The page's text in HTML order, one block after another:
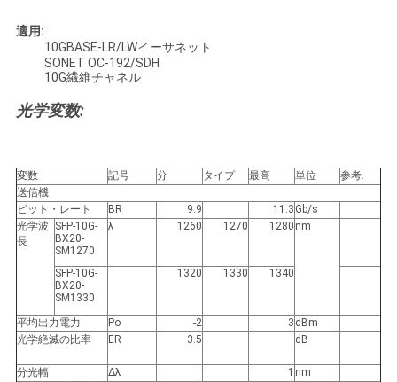
し
さ
地
図
ラ
イ
適用:
10GBASE-LR/LWイーサネット
SONET OC-192/SDH
10G繊維チャネル
光学変数:
変数 記号 分 タイプ 最高 単位
参考.
送信機
ビット・レート
BR 9.9 11.3 Gb/s
光学波
長
SFP-10G-
BX20-
SM1270
λ 1260 1270 1280 nm
SFP-10G-
BX20-
SM1330
1320 1330 1340
平均出力電力 Po -2 3 dBm
光学絶滅の比率
ER 3.5 dB
分光幅 Δλ 1 nm